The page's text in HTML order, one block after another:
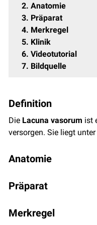
2 Anatomie
3 Präparat
4 Merkregel
5 Klinik
6 Videotutorial
7 Bildquelle
Definition
Die Lacuna vasorum ist
versorgen. Sie liegt
Anatomie
(Schambein) begrenzt.
In der Lacuna vasorum
Präparat
Merkregel